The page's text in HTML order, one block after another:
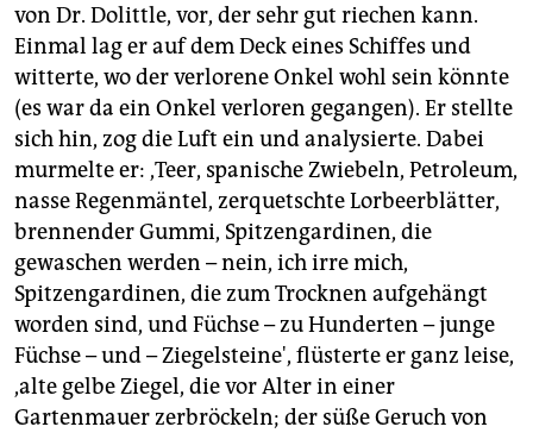
von Dr. Dolittle, vor, der sehr gut riechen kann.
Einmal lag er auf dem Deck eines Schiffes und
witterte, wo der verlorene Onkel wohl sein könnte
(es war da ein Onkel verloren gegangen). Er stellte
sich hin, zog die Luft ein und analysierte. Dabei
murmelte er: ,Teer, spanische Zwiebeln, Petroleum,
nasse Regenmäntel, zerquetschte Lorbeerblätter,
brennender Gummi, Spitzengardinen, die
gewaschen werden – nein, ich irre mich,
Spitzengardinen, die zum Trocknen aufgehängt
worden sind, und Füchse – zu Hunderten – junge
Füchse – und – Ziegelsteine', flüsterte er ganz leise,
,alte gelbe Ziegel, die vor Alter in einer
Gartenmauer zerbröckeln; der süße Geruch von